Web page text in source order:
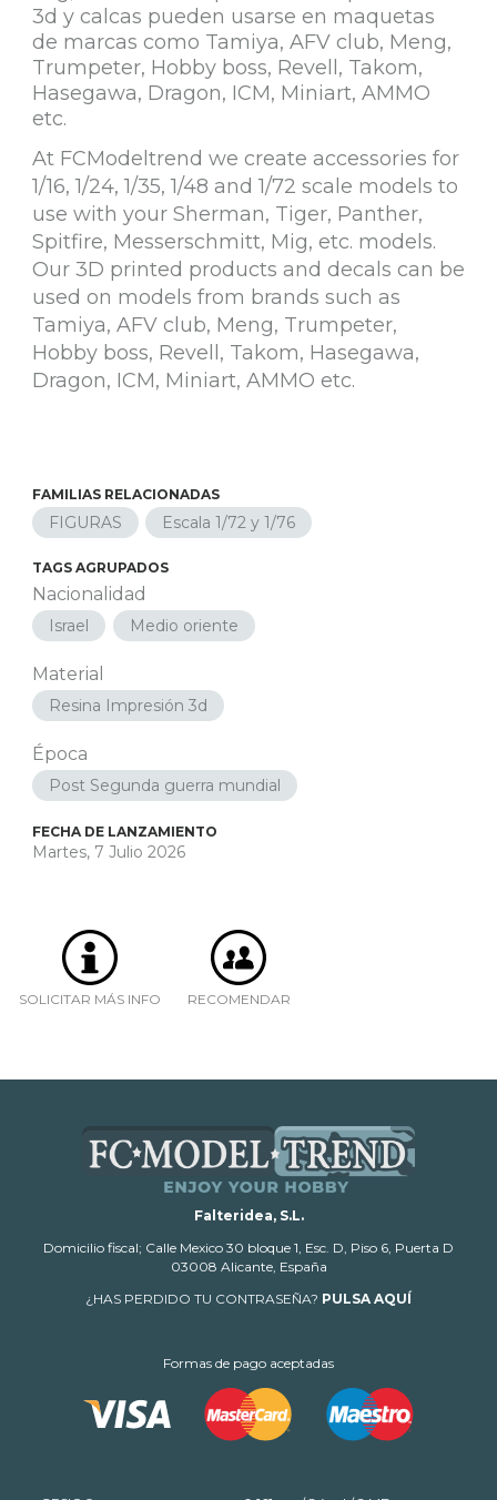
3d y calcas pueden usarse en maquetas
de marcas como Tamiya, AFV club, Meng,
Trumpeter, Hobby boss, Revell, Takom,
Hasegawa, Dragon, ICM, Miniart, AMMO
etc.
At FCModeltrend we create accessories for
1/16, 1/24, 1/35, 1/48 and 1/72 scale models to
use with your Sherman, Tiger, Panther,
Spitfire, Messerschmitt, Mig, etc. models.
Our 3D printed products and decals can be
used on models from brands such as
Tamiya, AFV club, Meng, Trumpeter,
Hobby boss, Revell, Takom, Hasegawa,
Dragon, ICM, Miniart, AMMO etc.
FAMILIAS RELACIONADAS
FIGURAS Escala 1/72 y 1/76
TAGS AGRUPADOS
Nacionalidad
Israel Medio oriente
Material
Resina Impresión 3d
Época
Post Segunda guerra mundial
FECHA DE LANZAMIENTO
Martes, 7 Julio 2026
SOLICITAR MÁS INFO RECOMENDAR
Falteridea, S.L.
Domicilio fiscal; Calle Mexico 30 bloque 1, Esc. D, Piso 6, Puerta D
03008 Alicante, España
¿HAS PERDIDO TU CONTRASEÑA? PULSA AQUÍ
Formas de pago aceptadas